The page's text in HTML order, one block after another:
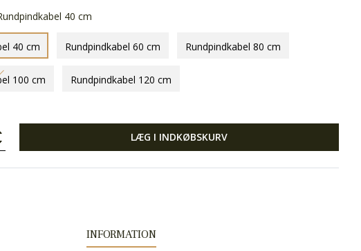
40 cm
40 cm Rundpindkabel 60 cm Rundpindkabel 80 cm
100 cm Rundpindkabel 120 cm
LÆG I INDKØBSKURV
INFORMATION